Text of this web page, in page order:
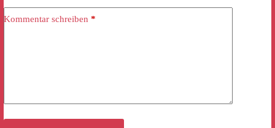
Kommentar schreiben *